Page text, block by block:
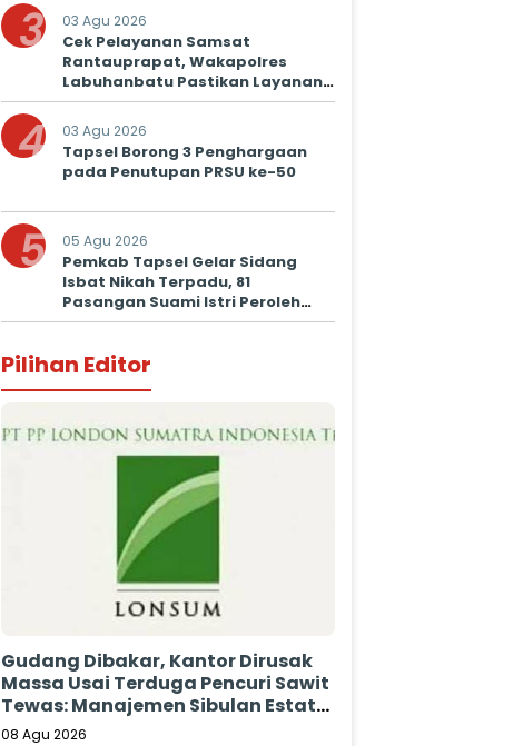
3 03 Agu 2026
Cek Pelayanan Samsat
Rantauprapat, Wakapolres
Labuhanbatu Pastikan Layanan
Prima untuk Masyarakat
4 03 Agu 2026
Tapsel Borong 3 Penghargaan
pada Penutupan PRSU ke-50
5 05 Agu 2026
Pemkab Tapsel Gelar Sidang
Isbat Nikah Terpadu, 81
Pasangan Suami Istri Peroleh
Kepastian Hukum
Pilihan Editor
Gudang Dibakar, Kantor Dirusak
Massa Usai Terduga Pencuri Sawit
Tewas: Manajemen Sibulan Estate
Bungkam
08 Agu 2026